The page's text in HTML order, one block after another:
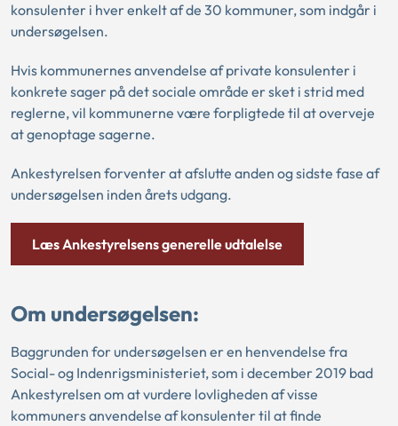
konsulenter i hver enkelt af de 30 kommuner, som indgår i
undersøgelsen.
Hvis kommunernes anvendelse af private konsulenter i
konkrete sager på det sociale område er sket i strid med
reglerne, vil kommunerne være forpligtede til at overveje
at genoptage sagerne.
Ankestyrelsen forventer at afslutte anden og sidste fase af
undersøgelsen inden årets udgang.
Læs Ankestyrelsens generelle udtalelse
Om undersøgelsen:
Baggrunden for undersøgelsen er en henvendelse fra
Social- og Indenrigsministeriet, som i december 2019 bad
Ankestyrelsen om at vurdere lovligheden af visse
kommuners anvendelse af konsulenter til at finde